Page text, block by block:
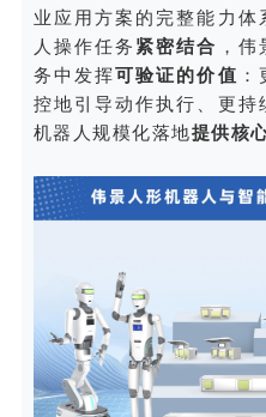
业应用方案的完整能力体
人操作任务 紧密结合 ，
务中发挥可验证的价值
控地引导动作执行、更持
机器人规模化落地提供核